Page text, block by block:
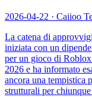
2026-04-22 · Caiioo
La catena di
iniziata con un
per un gioco di
2026 e ha informato
ancora una tempistica
strutturali per